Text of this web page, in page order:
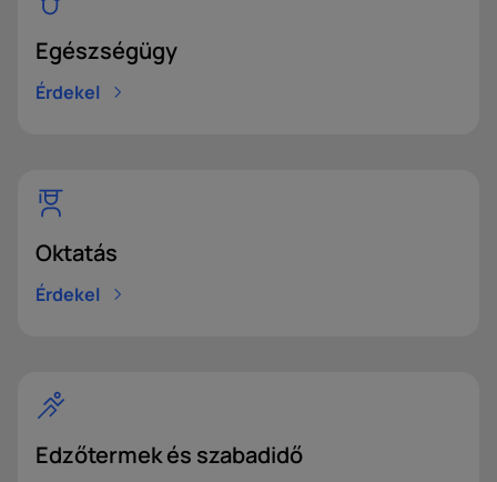
Hozzájárulok a személyes adatok marketing célú
feldolgozásához.
Hozzájárulok a személyes adatok profilalkotási célú
feldolgozásához.
Egészségügy
Érdekel
Oktatás
Érdekel
Edzőtermek és szabadidő